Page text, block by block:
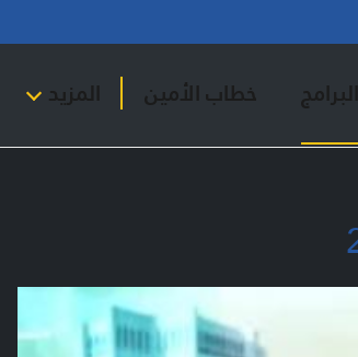
البرامج خطاب الأمين المزيد